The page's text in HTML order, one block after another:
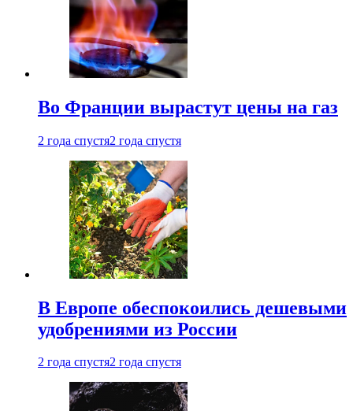
Во Франции вырастут цены на газ
2 года спустя2 года спустя
В Европе обеспокоились дешевыми
удобрениями из России
2 года спустя2 года спустя